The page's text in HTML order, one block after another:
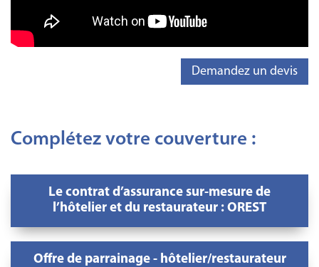
Demandez un devis
Complétez votre couverture :
Le contrat d’assurance sur-mesure de
l’hôtelier et du restaurateur : OREST
Offre de parrainage - hôtelier/restaurateur